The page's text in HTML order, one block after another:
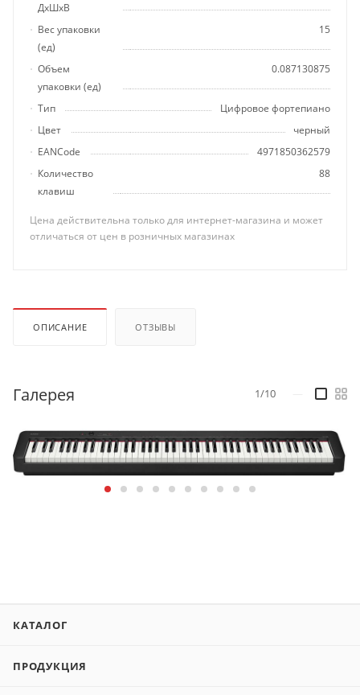
ДхШхВ
Вес упаковки
(ед)
15
Объем
упаковки (ед)
0.087130875
Тип
Цифровое фортепиано
Цвет
черный
EANCode
4971850362579
Количество
клавиш
88
Цена действительна только для интернет-магазина и может
отличаться от цен в розничных магазинах
ОПИСАНИЕ ОТЗЫВЫ
Галерея 1/10
КАТАЛОГ
ПРОДУКЦИЯ